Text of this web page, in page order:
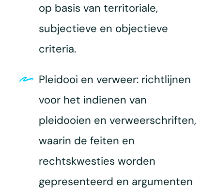
op basis van territoriale,
subjectieve en objectieve
criteria.
Pleidooi en verweer: richtlijnen
voor het indienen van
pleidooien en verweerschriften,
waarin de feiten en
rechtskwesties worden
gepresenteerd en argumenten